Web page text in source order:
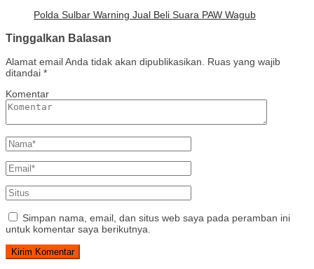
Polda Sulbar Warning Jual Beli Suara PAW Wagub
Tinggalkan Balasan
Alamat email Anda tidak akan dipublikasikan. Ruas yang wajib
ditandai *
Komentar
Simpan nama, email, dan situs web saya pada peramban ini
untuk komentar saya berikutnya.